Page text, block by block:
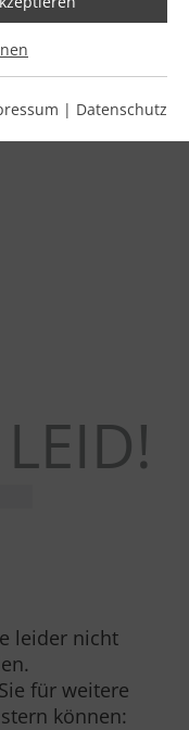
leider nicht
für weitere
können:
| Datenschutz